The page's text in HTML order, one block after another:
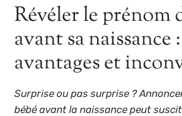
Révéler le prénom
avant sa naissance :
avantages et
Surprise ou pas surprise ?
bébé avant la naissance peut